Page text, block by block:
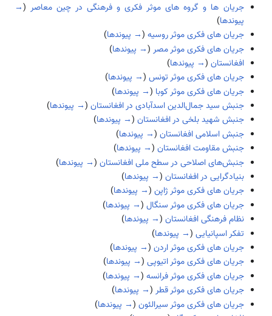
جریان ها و گروه های موثر فکری و فرهنگی در چین معاصر (
→
پیوندها)
جریان های فکری موثر روسیه (→ پیوندها)
جریان های فکری موثر مصر (→ پیوندها)
افغانستان (→ پیوندها)
جریان های فکری موثر تونس (→ پیوندها)
جریان های فکری موثر کوبا (→ پیوندها)
جنبش سید جمال‌الدین اسدآبادی در افغانستان (→ پیوندها)
جنبش شهید بلخی در افغانستان (→ پیوندها)
جنبش اسلامی افغانستان (→ پیوندها)
جنبش مقاومت افغانستان (→ پیوندها)
جنبش‌های اصلاحی در سطح ملی افغانستان (→ پیوندها)
بنیادگرایی در افغانستان (→ پیوندها)
جریان های فکری موثر ژاپن (→ پیوندها)
جریان های فکری موثر سنگال (→ پیوندها)
نظام فرهنگی افغانستان (→ پیوندها)
تفکر اسپانیایی (→ پیوندها)
جریان های فکری موثر اردن (→ پیوندها)
جریان های فکری موثر اتیوپی (→ پیوندها)
جریان های فکری موثر فرانسه (→ پیوندها)
جریان های فکری موثر قطر (→ پیوندها)
جریان های فکری موثر سیرالئون (→ پیوندها)